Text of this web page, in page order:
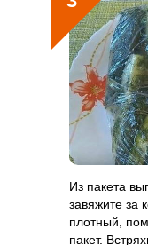
Хлор
Алюминий 0
Железо 4
Йод
Кобальт
Литий
Из пакета
завяжите за
плотный,
пакет.